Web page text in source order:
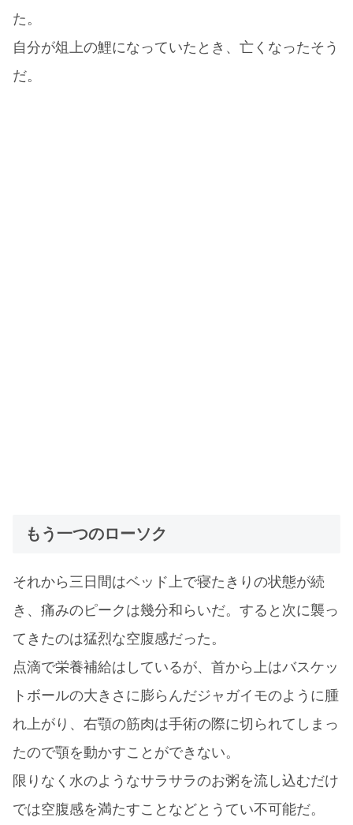
た。
自分が俎上の鯉になっていたとき、亡くなったそう
だ。
もう一つのローソク
それから三日間はベッド上で寝たきりの状態が続
き、痛みのピークは幾分和らいだ。すると次に襲っ
てきたのは猛烈な空腹感だった。
点滴で栄養補給はしているが、首から上はバスケッ
トボールの大きさに膨らんだジャガイモのように腫
れ上がり、右顎の筋肉は手術の際に切られてしまっ
たので顎を動かすことができない。
限りなく水のようなサラサラのお粥を流し込むだけ
では空腹感を満たすことなどとうてい不可能だ。